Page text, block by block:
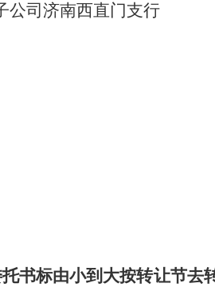
公司济南西直门支行
书标由小到大按转让节去